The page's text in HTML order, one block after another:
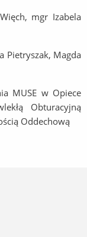
mgr Izabela
Pietryszak, Magda
MUSE w Opiece
Obturacyjną
Oddechową